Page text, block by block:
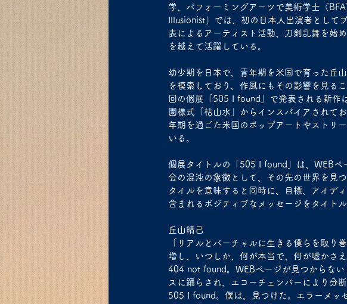
学、パフォーミングアーツで美術学士（
Illusionist」では、初の日本人出演者とし
表によるアーティスト活動、刀剣乱舞を始
を越えて活躍している。
幼少期を日本で、青年期を米国で育った丘
を模索しており、作風にもその影響を見る
回の個展「505 I found」で発表される新作
園様式「枯山水」からインスパイアされて
年期を過ごた米国のポップアートやストリ
いる。
個展タイトルの「505 I found」は、WEB
会の混沌の象徴として、その先の世界を見
タイルを意味すると同時に、目標、アイデ
含まれるポジティブなメッセージをタイト
丘山晴己
「リアルとバーチャルに生きる僕らを取り
増し、いつしか、何が本当で、何が嘘かさ
404 not found。WEBページが見つからな
スに踊らされ、エコーチェンバーにより分
505 I found。僕は、見つけた。エラーメッ